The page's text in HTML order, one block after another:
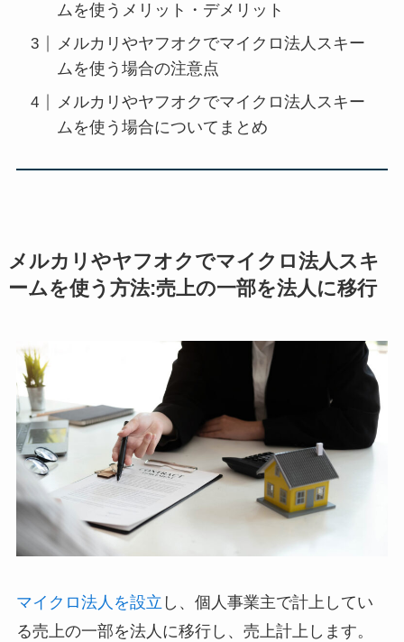
ムを使うメリット・デメリット
メルカリやヤフオクでマイクロ法人スキー
ムを使う場合の注意点
メルカリやヤフオクでマイクロ法人スキー
ムを使う場合についてまとめ
メルカリやヤフオクでマイクロ法人スキ
ームを使う方法:売上の一部を法人に移行
マイクロ法人を設立 し、個人事業主で計上してい
る売上の一部を法人に移行し、売上計上します。